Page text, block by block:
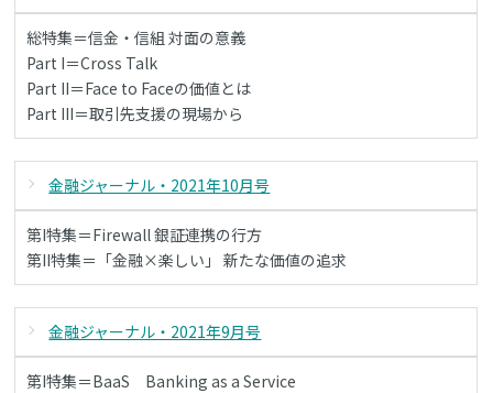
総特集＝信金・信組 対面の意義
Part I＝Cross Talk
Part II＝Face to Faceの価値とは
Part III＝取引先支援の現場から
金融ジャーナル・2021年10月号
第I特集＝Firewall 銀証連携の行方
第II特集＝「金融×楽しい」 新たな価値の追求
金融ジャーナル・2021年9月号
第I特集＝BaaS Banking as a Service